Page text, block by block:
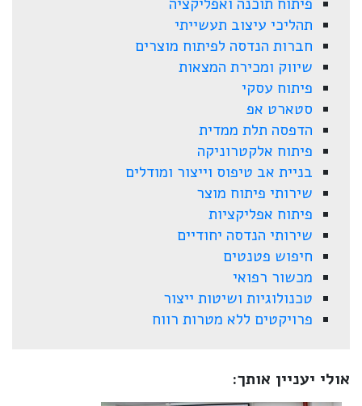
פיתוח תוכנה ואפליקציה
תהליכי עיצוב תעשייתי
חברות הנדסה לפיתוח מוצרים
שיווק ומכירת המצאות
פיתוח עסקי
סטארט אפ
הדפסה תלת ממדית
פיתוח אלקטרוניקה
בניית אב טיפוס וייצור ומודלים
שירותי פיתוח מוצר
פיתוח אפליקציות
שירותי הנדסה יחודיים
חיפוש פטנטים
מכשור רפואי
טכנולוגיות ושיטות ייצור
פרויקטים ללא מטרות רווח
אולי יעניין אותך: